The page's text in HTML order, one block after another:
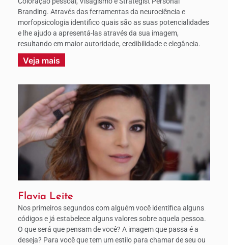
Branding. Através das ferramentas da neurociência e
morfopsicologia identifico quais são as suas potencialidades
e lhe ajudo a apresentá-las através da sua imagem,
resultando em maior autoridade, credibilidade e elegância.
Veja mais
Flavia Leite
Nos primeiros segundos com alguém você identifica alguns
códigos e já estabelece alguns valores sobre aquela pessoa.
O que será que pensam de você? A imagem que passa é a
deseja? Para você que tem um estilo para chamar de seu ou